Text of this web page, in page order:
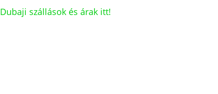
Dubaji szállások és árak itt!